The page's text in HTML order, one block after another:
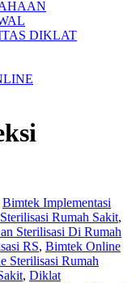
DIKLAT
Bimtek Implementasi
Rumah Sakit,
Sterilisasi Di Rumah
RS, Bimtek Online
Sterilisasi Rumah
, Diklat